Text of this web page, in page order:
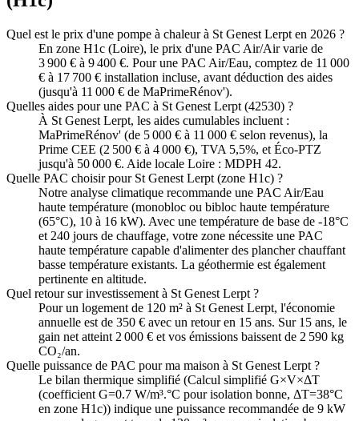
Quel est le prix d'une pompe à chaleur à St Genest Lerpt en 2026 ?
En zone H1c (Loire), le prix d'une PAC Air/Air varie de
3 900 € à 9 400 €. Pour une PAC Air/Eau, comptez de 11 000
€ à 17 700 € installation incluse, avant déduction des aides
(jusqu'à 11 000 € de MaPrimeRénov').
Quelles aides pour une PAC à St Genest Lerpt (42530) ?
À St Genest Lerpt, les aides cumulables incluent :
MaPrimeRénov' (de 5 000 € à 11 000 € selon revenus), la
Prime CEE (2 500 € à 4 000 €), TVA 5,5%, et Éco-PTZ
jusqu'à 50 000 €. Aide locale Loire : MDPH 42.
Quelle PAC choisir pour St Genest Lerpt (zone H1c) ?
Notre analyse climatique recommande une PAC Air/Eau
haute température (monobloc ou bibloc haute température
(65°C), 10 à 16 kW). Avec une température de base de -18°C
et 240 jours de chauffage, votre zone nécessite une PAC
haute température capable d'alimenter des plancher chauffant
basse température existants. La géothermie est également
pertinente en altitude.
Quel retour sur investissement à St Genest Lerpt ?
Pour un logement de 120 m² à St Genest Lerpt, l'économie
annuelle est de 350 € avec un retour en 15 ans. Sur 15 ans, le
gain net atteint 2 000 € et vos émissions baissent de 2 590 kg
CO₂/an.
Quelle puissance de PAC pour ma maison à St Genest Lerpt ?
Le bilan thermique simplifié (Calcul simplifié G×V×ΔT
(coefficient G=0.7 W/m³.°C pour isolation bonne, ΔT=38°C
en zone H1c)) indique une puissance recommandée de 9 kW